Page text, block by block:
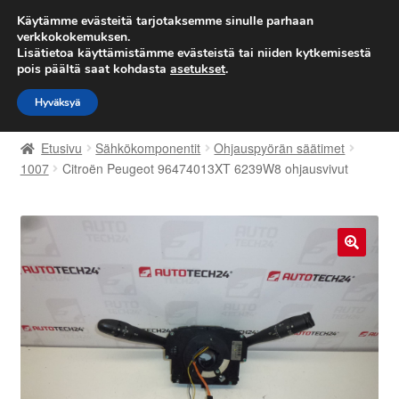
TOIMITUS alkaen 7 EUR
Siirry
navigointiin
Siirry
sisältöön
Etusivu
Kärry
Maailmanlaajuinen toimitus
Maksut
Etusivu Sähkökomponentit
Ohjauspyörän säätimet
1007
Citroën Peugeot 96474013XT 6239W8 ohjausvivut
Käytämme evästeitä tarjotaksemme sinulle parhaan
verkkokokemuksen.
Lisätietoa käyttämistämme evästeistä tai niiden kytkemisestä
pois päältä saat kohdasta asetukset.
Hyväksyä